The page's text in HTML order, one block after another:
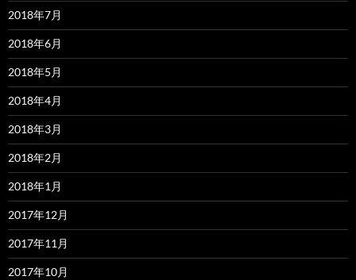
2018年7月
2018年6月
2018年5月
2018年4月
2018年3月
2018年2月
2018年1月
2017年12月
2017年11月
2017年10月